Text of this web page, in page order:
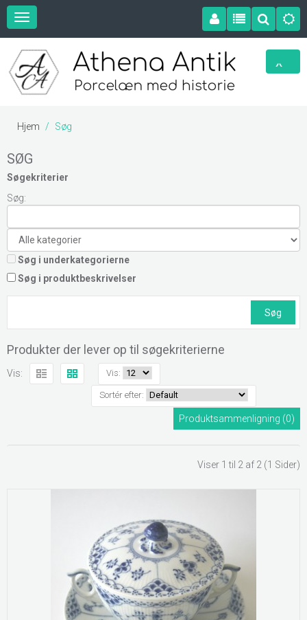
Hjem Søg
SØG
Søgekriterier
Søg:
Søg i underkategorierne
Søg i produktbeskrivelser
Produkter der lever op til søgekriterierne
Vis: Vis:
Sortér efter:
Produktsammenligning (0)
Viser 1 til 2 af 2 (1 Sider)